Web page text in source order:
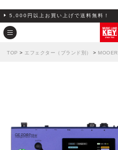
5,000円以上お買い上げで送料無料！
TOP > エフェクター（ブランド別） > MOOER